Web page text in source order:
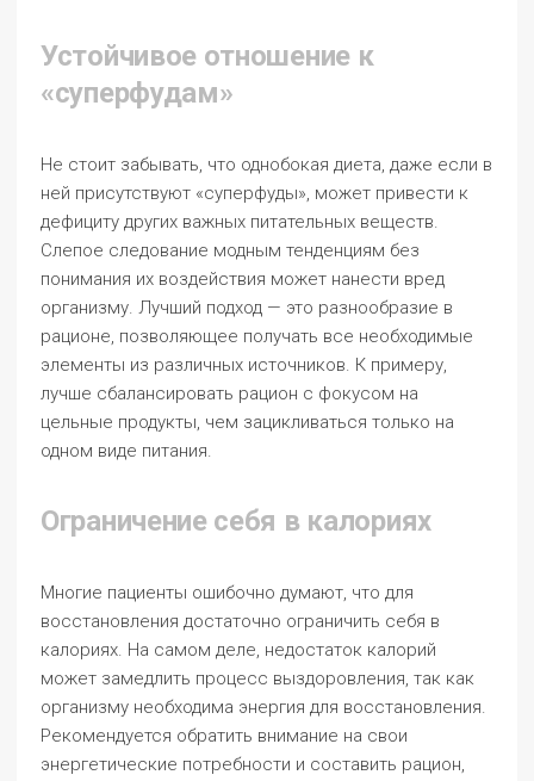
Устойчивое отношение к
«суперфудам»
Не стоит забывать, что однобокая диета, даже если в
ней присутствуют «суперфуды», может привести к
дефициту других важных питательных веществ.
Слепое следование модным тенденциям без
понимания их воздействия может нанести вред
организму. Лучший подход — это разнообразие в
рационе, позволяющее получать все необходимые
элементы из различных источников. К примеру,
лучше сбалансировать рацион с фокусом на
цельные продукты, чем зацикливаться только на
одном виде питания.
Ограничение себя в калориях
Многие пациенты ошибочно думают, что для
восстановления достаточно ограничить себя в
калориях. На самом деле, недостаток калорий
может замедлить процесс выздоровления, так как
организму необходима энергия для восстановления.
Рекомендуется обратить внимание на свои
энергетические потребности и составить рацион,